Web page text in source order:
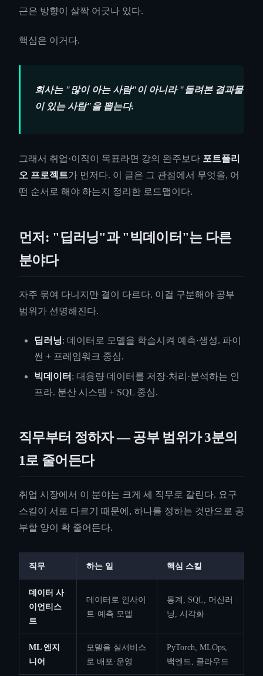
근은 방향이 살짝 어긋나 있다.
핵심은 이거다.
회사는 "많이 아는 사람"이 아니라 "돌려본 결과물
이 있는 사람"을 뽑는다.
그래서 취업·이직이 목표라면 강의 완주보다 포트폴리
오 프로젝트가 먼저다. 이 글은 그 관점에서 무엇을, 어
떤 순서로 해야 하는지 정리한 로드맵이다.
먼저: "딥러닝"과 "빅데이터"는 다른
분야다
자주 묶여 다니지만 결이 다르다. 이걸 구분해야 공부
범위가 선명해진다.
딥러닝: 데이터로 모델을 학습시켜 예측·생성. 파이
썬 + 프레임워크 중심.
빅데이터 : 대용량 데이터를 저장·처리·분석하는 인
프라. 분산 시스템 + SQL 중심.
직무부터 정하자 — 공부 범위가 3분의
1로 줄어든다
취업 시장에서 이 분야는 크게 세 직무로 갈린다. 요구
스킬이 서로 다르기 때문에, 하나를 정하는 것만으로 공
부할 양이 확 줄어든다.
직무 하는 일 핵심 스킬
데이터 사
이언티스
트
데이터로 인사이
트·예측 모델
통계, SQL, 머신러
닝, 시각화
ML 엔지
니어
모델을 실서비스
로 배포·운영
PyTorch, MLOps,
백엔드, 클라우드